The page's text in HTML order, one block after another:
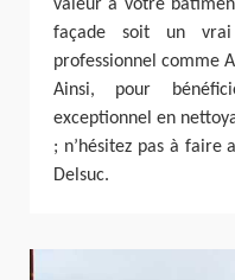
valeur à votre
façade soit un
professionnel comme
Ainsi, pour
exceptionnel en
; n’hésitez pas à faire
Delsuc.